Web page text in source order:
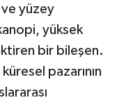
ve yüzey
yüksek
bir bileşen.
pazarının